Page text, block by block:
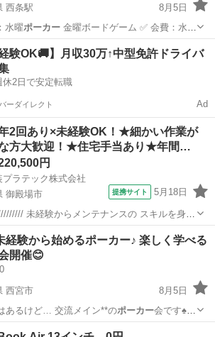
西条駅
8月5日
水曜ポーカー金曜ボードゲーム ✅ 会費：水
西条駅 その他
経験OK🚚】月収30万↑中型免許ドライバ
休2日で安定転職
ーダイレクト Ad
2回あり×未経験OK！★細かい作業が
方大歓迎！★住宅手当あり★年間…
円
プラテック株式会社
御殿場市
提携サイト 5月18日
未経験からメンテナンスの スキルを身に
模型やプラモデルの作成など、 細かい作業が
//////////////...
工場
経験から始めるポーカー♪ 楽しく学べる
開催😊
西宮市
8月5日
あるけど… 交流メイン**のポーカー会です♠️🤝
みたい♪…